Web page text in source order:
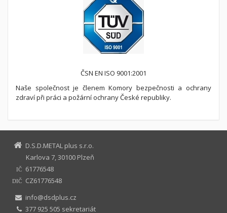
ČSN EN ISO 9001:2001
Naše společnost je členem Komory bezpečnosti a ochrany
zdraví při práci a požární ochrany České republiky.
D.S.D.METAL plus s.r.o.
Karlova 7, 30100 Plzeň
IČ 61776548
DIČ
CZ61776548
info@dsdplus.cz
377 925 505 sekretariát